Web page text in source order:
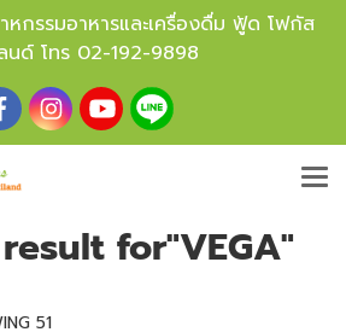
กรรมอาหารและเครื่องดื่ม ฟู้ด โฟกัส
นด์ โทร 02-192-9898
for"VEGA"
51